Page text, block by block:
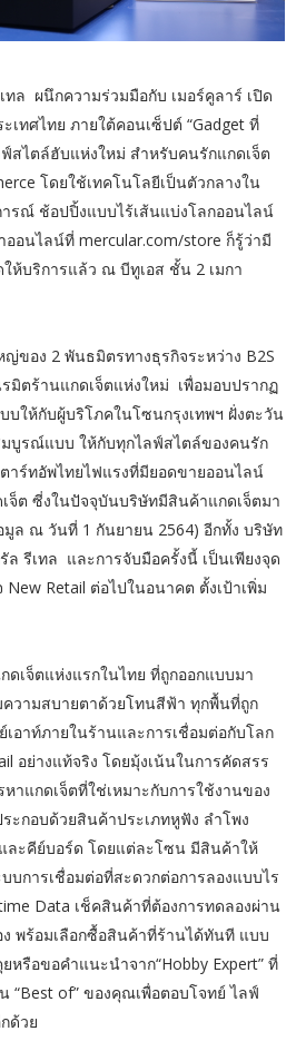
ทล ผนึกความร่วมมือกับ เมอร์คูลาร์ เปิด
เทศไทย ภายใต้คอนเซ็ปต์ “Gadget ที่
ฟ์สไตล์ฮับแห่งใหม่ สำหรับคนรักแกดเจ็ต
โดยใช้เทคโนโลยีเป็นตัวกลางใน
รณ์ ช้อปปิ้งแบบไร้เส้นแบ่งโลกออนไลน์
อนไลน์ที่ mercular.com/store ก็รู้ว่ามี
ห้บริการแล้ว ณ บีทูเอส ชั้น 2 เมกา
ของ 2 พันธมิตรทางธุรกิจระหว่าง B2S
มิตร้านแกดเจ็ตแห่งใหม่ เพื่อมอบปรากฏ
ให้กับผู้บริโภคในโซนกรุงเทพฯ ฝั่งตะวัน
บูรณ์แบบ ให้กับทุกไลฟ์สไตล์ของคนรัก
าร์ทอัพไทยไฟแรงที่มียอดขายออนไลน์
จ็ต ซี่งในปัจจุบันบริษัทมีสินค้าแกดเจ็ตมา
มูล ณ วันที่ 1 กันยายน 2564) อีกทั้ง บริษัท
ล รีเทล และการจับมือครั้งนี้ เป็นเพียงจุด
Retail ต่อไปในอนาคต ตั้งเป้าเพิ่ม
ดเจ็ตแห่งแรกในไทย ที่ถูกออกแบบมา
ความสบายตาด้วยโทนสีฟ้า ทุกพื้นที่ถูก
เอาท์ภายในร้านและการเชื่อมต่อกับโลก
อย่างแท้จริง โดยมุ้งเน้นในการคัดสรร
าแกดเจ็ตที่ใช่เหมาะกับการใช้งานของ
ะกอบด้วยสินค้าประเภทหูฟัง ลำโพง
ละคีย์บอร์ด โดยแต่ละโซน มีสินค้าให้
บการเชื่อมต่อที่สะดวกต่อการลองแบบไร
Data เช็คสินค้าที่ต้องการทดลองผ่าน
พร้อมเลือกซื้อสินค้าที่ร้านได้ทันที แบบ
หรือขอคำแนะนำจาก“Hobby Expert” ที่
“Best of” ของคุณเพื่อตอบโจทย์ ไลฟ์
ด้วย